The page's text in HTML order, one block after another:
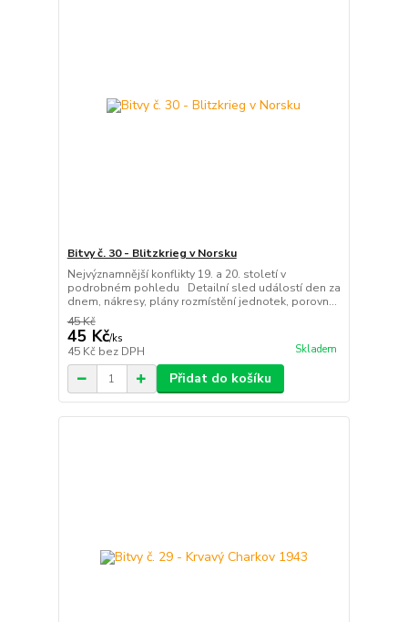
Bitvy č. 30 - Blitzkrieg v Norsku
Nejvýznamnější konflikty 19. a 20. století v
podrobném pohledu Detailní sled událostí den za
dnem, nákresy, plány rozmístění jednotek, porovn...
45 Kč
45 Kč/ks
45 Kč bez DPH Skladem
Přidat do košíku